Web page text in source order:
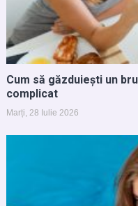
Cum să găzduiești un
complicat
Marți, 28 Iulie 2026